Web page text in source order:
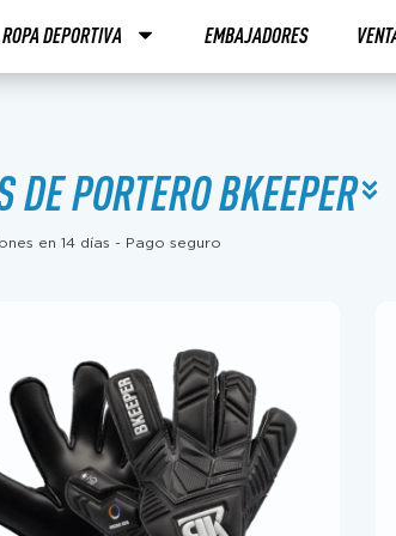
ROPA DEPORTIVA EMBAJADORES
DE PORTERO BKEEPER
en 14 días - Pago seguro